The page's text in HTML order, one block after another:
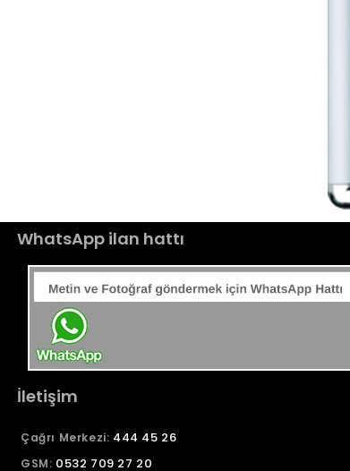
WhatsApp ilan hattı
İletişim
Çağrı Merkezi: 444 45 26
GSM: 0532 709 27 20